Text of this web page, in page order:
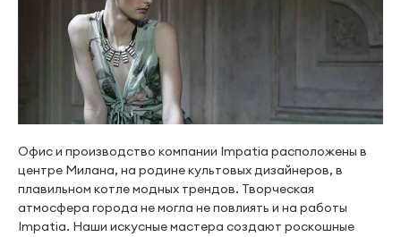
Офис и производство компании Impatia расположены в
центре Милана, на родине культовых дизайнеров, в
плавильном котле модных трендов. Творческая
атмосфера города не могла не повлиять и на работы
Impatia. Наши искусные мастера создают роскошные